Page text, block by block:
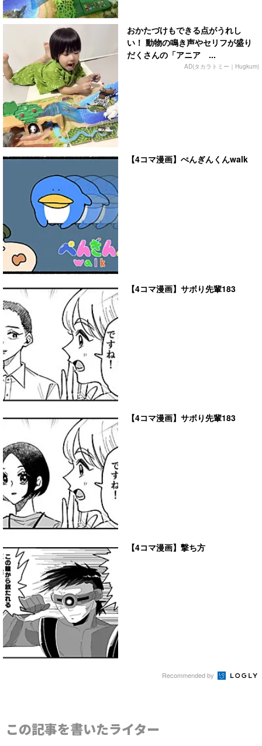
おかたづけもできる点がうれし
い！ 動物の鳴き声やセリフが盛り
だくさんの「アニア ...
AD(タカラトミー｜Hugkum)
【4コマ漫画】ぺんぎんくんwalk
【4コマ漫画】サボり先輩183
【4コマ漫画】サボり先輩183
【4コマ漫画】撃ち方
Recommended by
この記事を書いたライター